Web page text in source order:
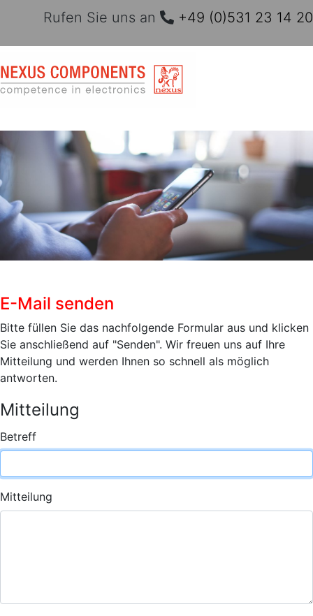
Rufen Sie uns an +49 (0)531 23 14 20
E-Mail senden
Bitte füllen Sie das nachfolgende Formular aus und klicken
Sie anschließend auf "Senden". Wir freuen uns auf Ihre
Mitteilung und werden Ihnen so schnell als möglich
antworten.
Mitteilung
Betreff
Mitteilung